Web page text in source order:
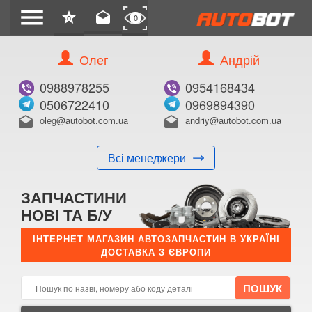
menu star
0 drafts 0
Олег
0988978255
0506722410
drafts oleg@autobot.com.ua
Всі менеджери
Андрій
0954168434
0969894390
drafts andriy@autobot.com.ua
ЗАПЧАСТИНИ
НОВІ ТА Б/У
ІНТЕРНЕТ МАГАЗИН АВТОЗАПЧАСТИН В УКРАЇНІ
ДОСТАВКА З ЄВРОПИ
КУПИТИ
Оригінальний номер:
Примітка:
E-mail:
Телефон: